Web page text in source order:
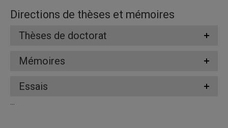
Directions de thèses et mémoires
Thèses de doctorat
Mémoires
Essais
...